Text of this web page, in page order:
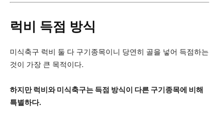
럭비 득점 방식
미식축구 럭비 둘 다 구기종목이니 당연히 골을 넣어 득점하는
것이 가장 큰 목적이다.
하지만 럭비와 미식축구는 득점 방식이 다른 구기종목에 비해
특별하다.